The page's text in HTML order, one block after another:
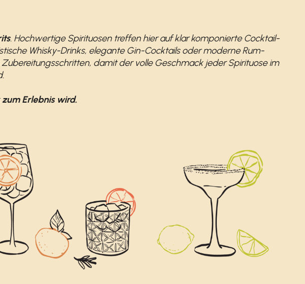
. Hochwertige Spirituosen treffen hier auf klar komponierte Cocktail-
Whisky-Drinks, elegante Gin-Cocktails oder moderne Rum-
damit der volle Geschmack jeder Spirituose im
Erlebnis wird.